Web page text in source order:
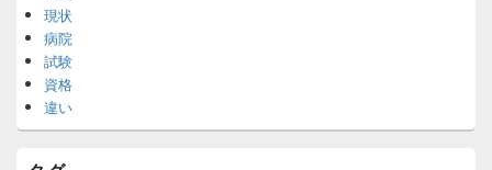
現状
病院
試験
資格
違い